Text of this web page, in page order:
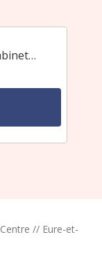
Centre // Eure-et-